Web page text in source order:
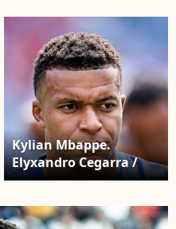
Kylian Mbappe.
Elyxandro Cegarra /
PsnewZ / Bestimage